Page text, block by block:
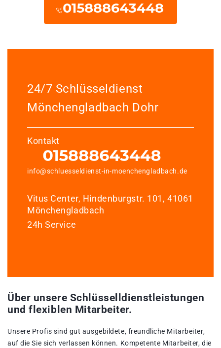
24/7 Schlüsseldienst
Mönchengladbach Dohr
Kontakt
info@schluesseldienst-in-moenchengladbach.de
Vitus Center, Hindenburgstr. 101, 41061
Mönchengladbach
24h Service
Über unsere Schlüsselldienstleistungen
und flexiblen Mitarbeiter.
Unsere Profis sind gut ausgebildete, freundliche Mitarbeiter,
auf die Sie sich verlassen können. Kompetente Mitarbeiter, die